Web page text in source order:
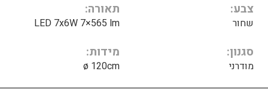
צבע
שחור
תאורה
LED 7x6W 7×565 lm
סגנון
מודרני
מידות
ø 120cm